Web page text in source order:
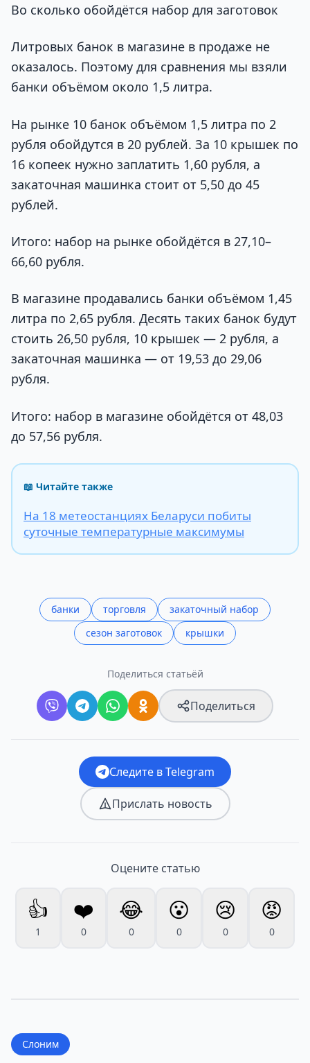
Во сколько обойдётся набор для заготовок
Литровых банок в магазине в продаже не
оказалось. Поэтому для сравнения мы взяли
банки объёмом около 1,5 литра.
На рынке 10 банок объёмом 1,5 литра по 2
рубля обойдутся в 20 рублей. За 10 крышек по
16 копеек нужно заплатить 1,60 рубля, а
закаточная машинка стоит от 5,50 до 45
рублей.
Итого: набор на рынке обойдётся в 27,10–
66,60 рубля.
В магазине продавались банки объёмом 1,45
литра по 2,65 рубля. Десять таких банок будут
стоить 26,50 рубля, 10 крышек — 2 рубля, а
закаточная машинка — от 19,53 до 29,06
рубля.
Итого: набор в магазине обойдётся от 48,03
до 57,56 рубля.
📖 Читайте также
На 18 метеостанциях Беларуси побиты
суточные температурные максимумы
банки торговля
закаточный набор
сезон заготовок
крышки
Поделиться статьёй
Поделиться
Следите в Telegram
Прислать новость
Оцените статью
👍
1
❤️
0
😂
0
😮
0
😢
0
😡
0
Слоним